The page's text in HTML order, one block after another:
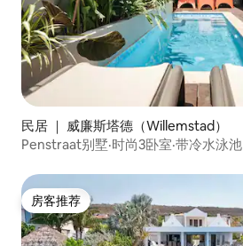
民居 ｜ 威廉斯塔德（Willemstad）
Penstraat别墅·时尚3卧室·带冷水泳池
房客推荐
房客推荐